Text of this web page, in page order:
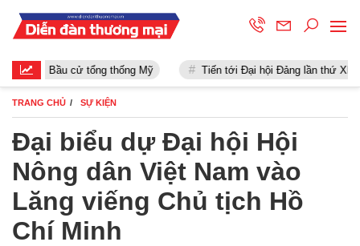
Bầu cử tổng thống Mỹ Tiến tới Đại hội Đảng lần thứ XIII
TRANG CHỦ SỰ KIỆN
Đại biểu dự Đại hội Hội
Nông dân Việt Nam vào
Lăng viếng Chủ tịch Hồ
Chí Minh